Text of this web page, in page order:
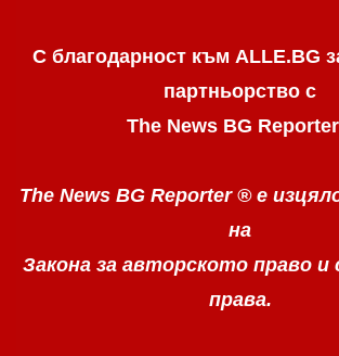
С благодарност към ALLE.BG
партньорство с
The News BG Reporter
The News BG Reporter ® е
на
Закона за авторското право и
права.